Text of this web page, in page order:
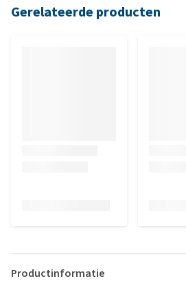
Gerelateerde producten
Productinformatie